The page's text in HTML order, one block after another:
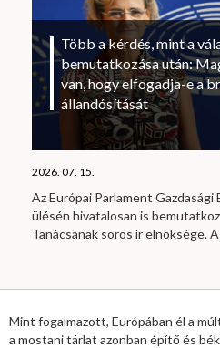
Több a kérdés, mint a
bemutatkozása után:
van, hogy elfogadja-e a
állandósítását
2026. 07. 15.
Az Európai Parlament
ülésén hivatalosan is
Tanácsának soros ír elnöksége.
Mint fogalmazott, Európában él a
a mostani tárlat azonban építő és